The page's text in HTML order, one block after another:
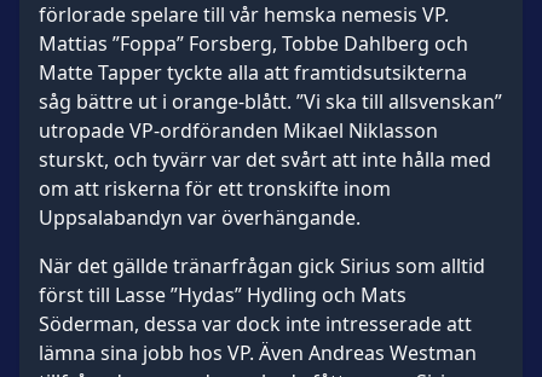
förlorade spelare till vår hemska nemesis VP.
Mattias ”Foppa” Forsberg, Tobbe Dahlberg och
Matte Tapper tyckte alla att framtidsutsikterna
såg bättre ut i orange-blått. ”Vi ska till allsvenskan”
utropade VP-ordföranden Mikael Niklasson
sturskt, och tyvärr var det svårt att inte hålla med
om att riskerna för ett tronskifte inom
Uppsalabandyn var överhängande.
När det gällde tränarfrågan gick Sirius som alltid
först till Lasse ”Hydas” Hydling och Mats
Söderman, dessa var dock inte intresserade att
lämna sina jobb hos VP. Även Andreas Westman